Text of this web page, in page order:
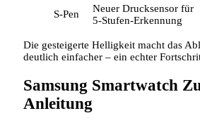
S‑Pen
Neuer Drucksensor für
5‑Stufen‑Erkennung
Die gesteigerte Helligkeit macht das
deutlich einfacher – ein echter
Samsung Smartwatch
Anleitung